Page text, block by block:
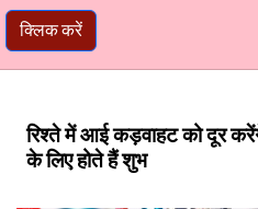
क्लिक करें
रिश्ते में आई कड़वाहट को दूर
के लिए होते हैं शुभ